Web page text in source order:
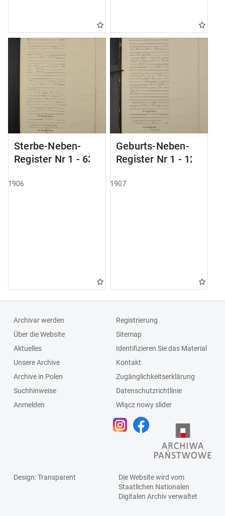
Sterbe-Neben-
Register Nr 1 - 63
1906
Geburts-Neben-
Register Nr 1 - 121
1907
Archivar werden
Über die Website
Aktuelles
Unsere Archive
Archive in Polen
Suchhinweise
Anmelden
Registrierung
Sitemap
Identifizieren Sie das Material
Kontakt
Zugänglichkeitserklärung
Datenschutzrichtlinie
Włącz nowy slider
Design: Transparent
Die Website wird vom
Staatlichen Nationalen
Digitalen Archivverwaltet